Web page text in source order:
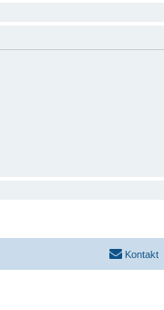
Kontakt